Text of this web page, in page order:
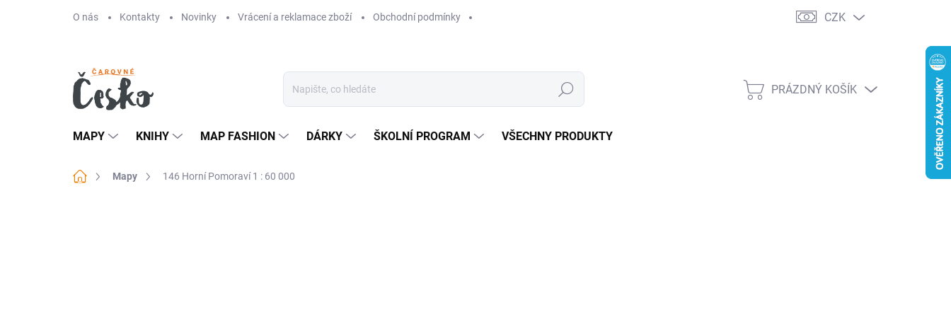
O nás Kontakty Novinky Vrácení a reklamace zboží Obchodní podmínky CZK
Hledat
NÁKUPNÍ
PRÁZDNÝ KOŠÍK
MAPY KNIHY MAP FASHION DÁRKY ŠKOLNÍ PROGRAM VŠECHNY PRODUKTY
Domů Mapy 146 Horní Pomoraví 1 : 60 000